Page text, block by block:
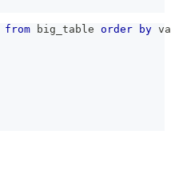
from big_table order by